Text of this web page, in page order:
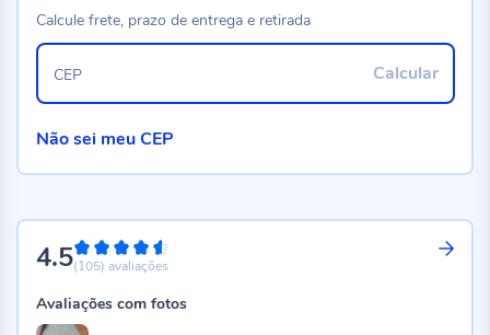
4.590%
(105) avaliações
Avaliações com fotos
Calcule frete, prazo de entrega e retirada
Calcular
CEP
Não sei meu CEP